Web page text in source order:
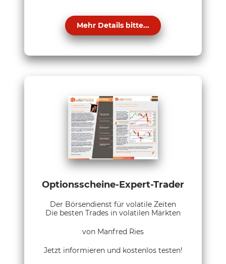
Mehr Details bitte...
Optionsscheine-Expert-Trader
Der Börsendienst für volatile Zeiten
Die besten Trades in volatilen Märkten
von Manfred Ries
Jetzt informieren und kostenlos testen!